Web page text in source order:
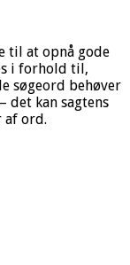
til at opnå gode
i forhold til,
søgeord behøver
det kan sagtens
ord.